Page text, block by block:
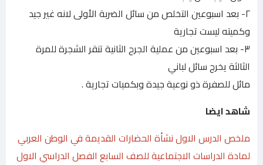
٢- بعد اسبوعين التخلص من سائل الضربة الأولى لانه غير جيد
وكميته ليست تجارية
٣- بعد اسبوعين من عملية الجرح الثانية تنقر الشجرة للمرة
الثالثة يخرج سائل لباني
مائل للصفرة ذو نوعية جيدة وبكميات تجارية .
شاهد ايضا
ملخص الدرس الاول نشأة الحضارات القديمة في الوطن العربي
لمادة الدراسات الاجتماعية للصف السابع الفصل الدراسي الاول